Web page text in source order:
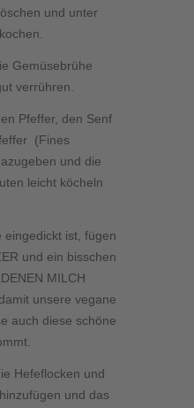
und unter
Gemüsebrühe
verrühren.
Pfeffer, den Senf
(Fines
und die
leicht köcheln
eingedickt ist, fügen
und ein bisschen
MILCH
unsere vegane
auch diese schöne
Hefeflocken und
und das